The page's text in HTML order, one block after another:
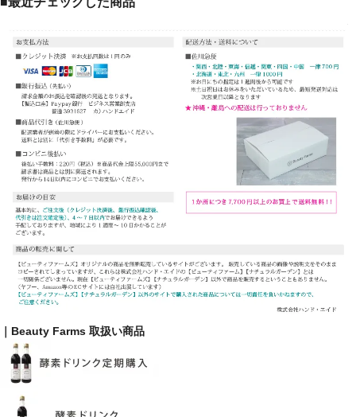
｜Beauty Farms 取扱い商品